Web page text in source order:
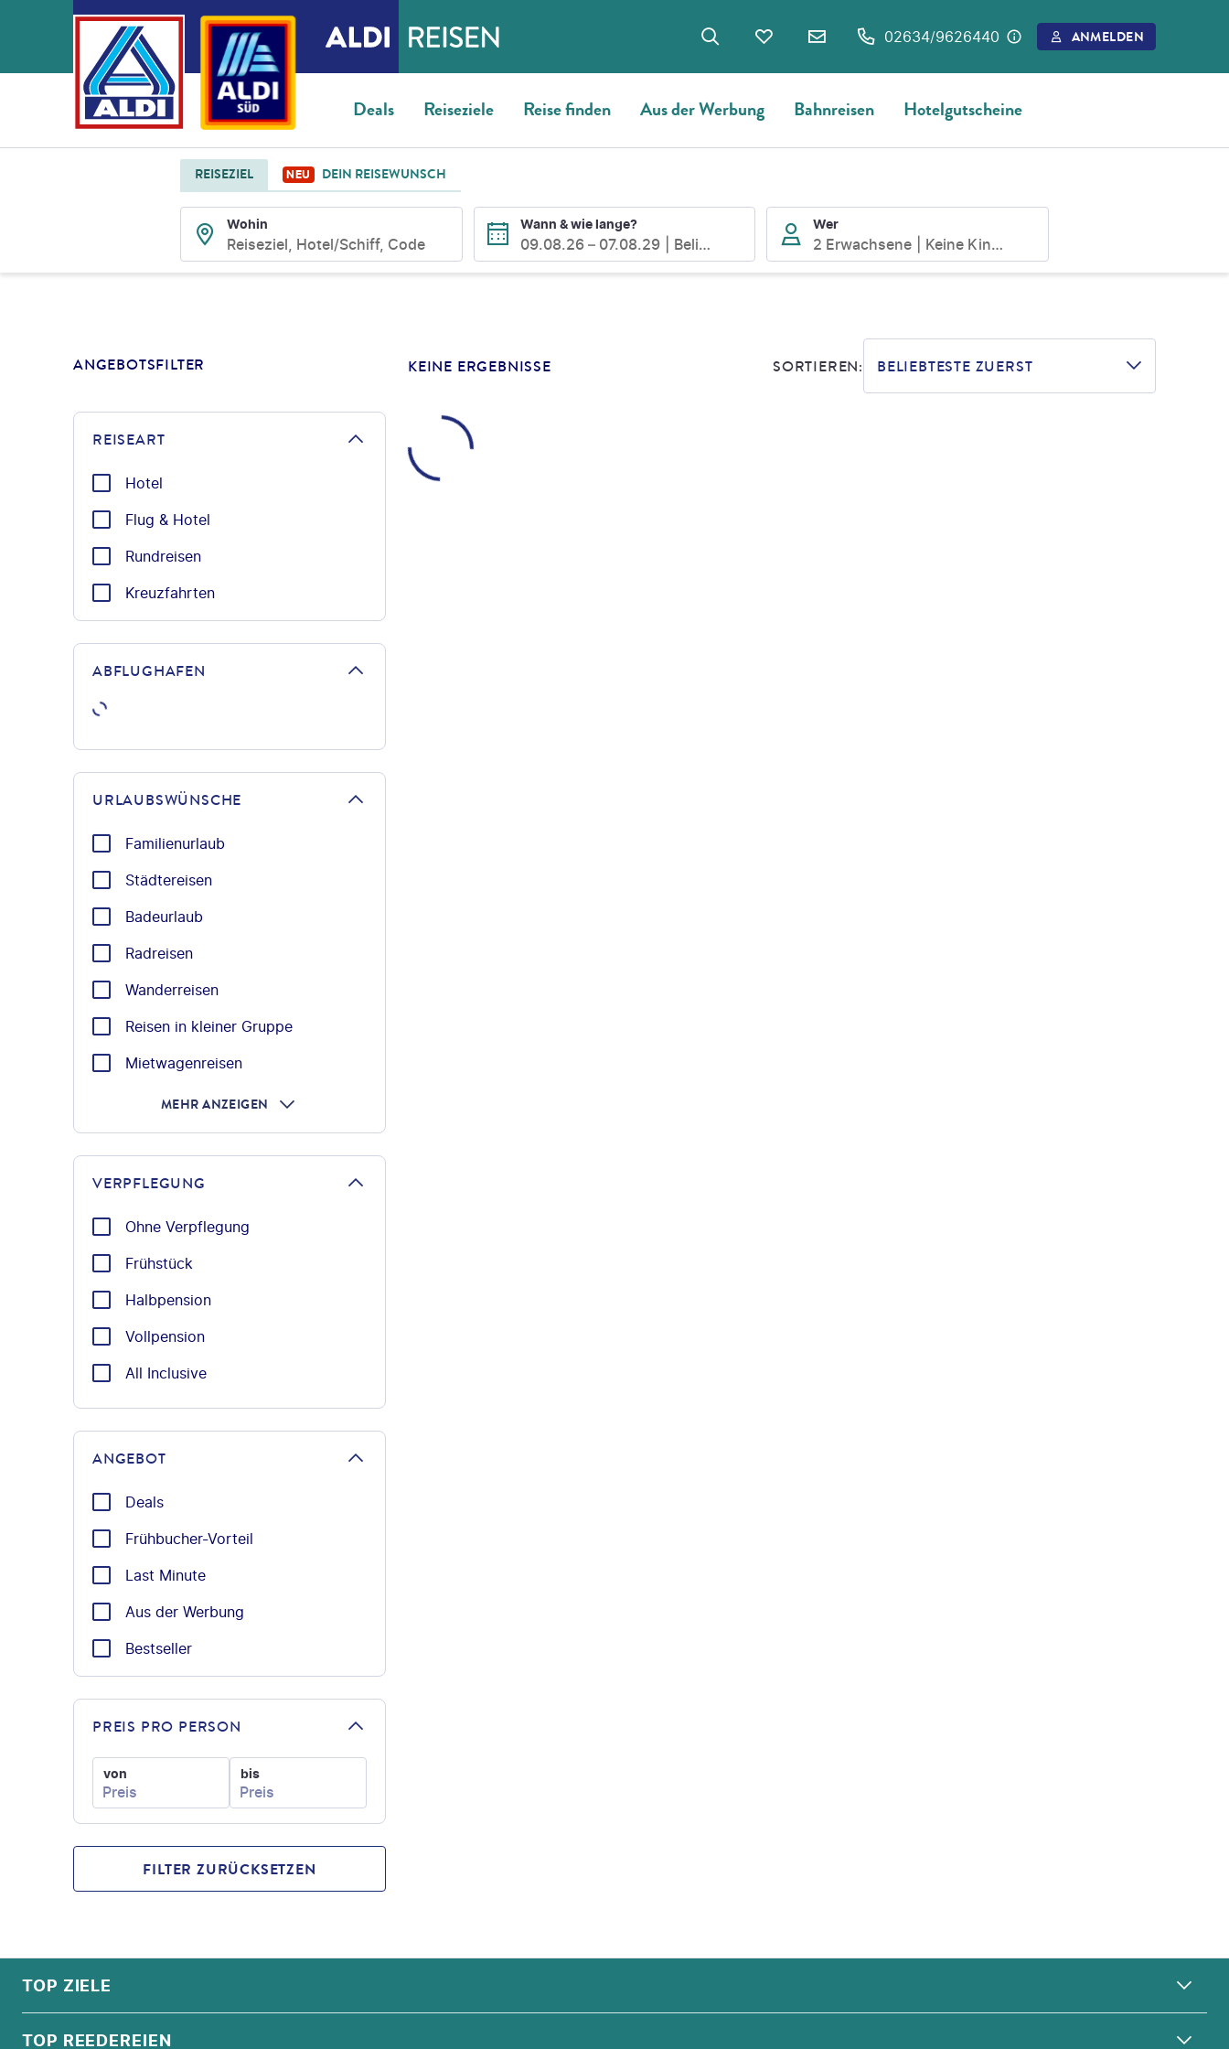
02634/9626440 ANMELDEN
Deals Reiseziele Reise finden Aus der Werbung Bahnreisen Hotelgutscheine
REISEZIEL NEU DEIN REISEWUNSCH
Wohin
Reiseziel, Hotel/Schiff, Code
Wann & wie lange?
09.08.26– 07.08.29 Beliebig
Wer
2 Erwachsene Keine Kinder
ANGEBOTSFILTER
REISEART
Hotel
Flug & Hotel
Rundreisen
Kreuzfahrten
ABFLUGHAFEN
URLAUBSWÜNSCHE
Familienurlaub
Städtereisen
Badeurlaub
Radreisen
Wanderreisen
Reisen in kleiner Gruppe
Mietwagenreisen
MEHR ANZEIGEN
VERPFLEGUNG
Ohne Verpflegung
Frühstück
Halbpension
Vollpension
All Inclusive
ANGEBOT
Deals
Frühbucher-Vorteil
Last Minute
Aus der Werbung
Bestseller
PREIS PRO PERSON
von bis
FILTER ZURÜCKSETZEN
SUCHERGEBNISSE
KEINE ERGEBNISSE SORTIEREN: BELIEBTESTE ZUERST
FOOTER
Footer navigation
TOP ZIELE
ALPEN
TOP REEDEREIEN